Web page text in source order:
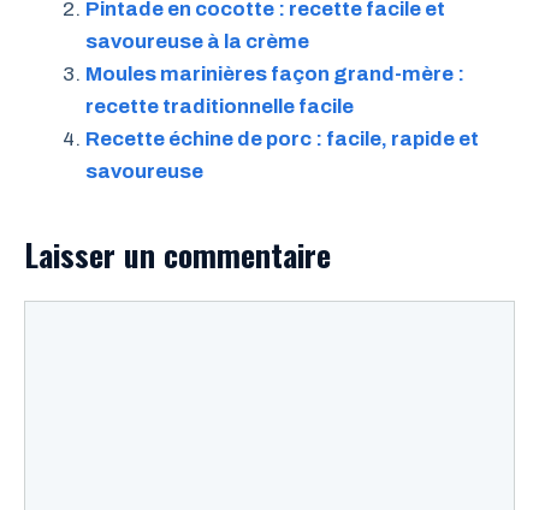
Pintade en cocotte : recette facile et
savoureuse à la crème
Moules marinières façon grand-mère :
recette traditionnelle facile
Recette échine de porc : facile, rapide et
savoureuse
Laisser un commentaire